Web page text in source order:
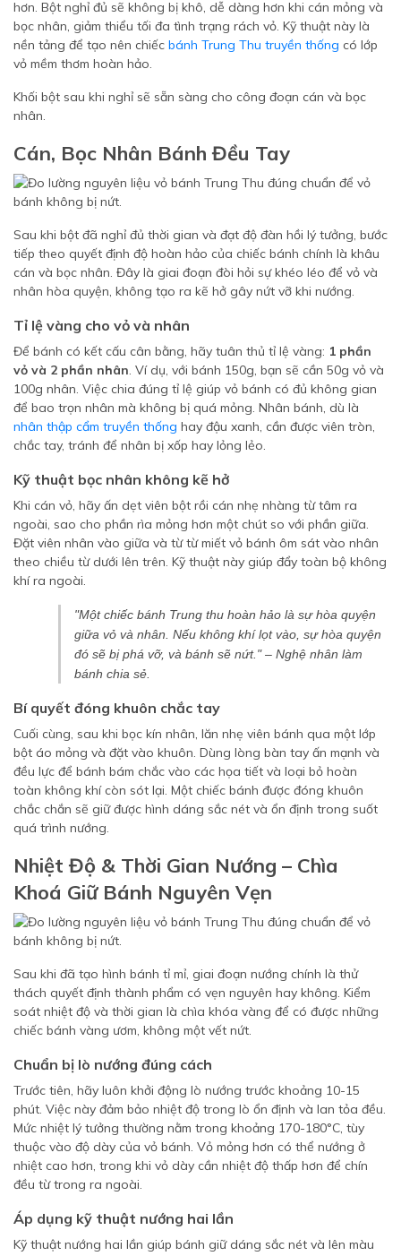
hơn. Bột nghỉ đủ sẽ không bị khô, dễ dàng hơn khi cán mỏng và
bọc nhân, giảm thiểu tối đa tình trạng rách vỏ. Kỹ thuật này là
nền tảng để tạo nên chiếc bánh Trung Thu truyền thống có lớp
vỏ mềm thơm hoàn hảo.
Khối bột sau khi nghỉ sẽ sẵn sàng cho công đoạn cán và bọc
nhân.
Cán, Bọc Nhân Bánh Đều Tay
Sau khi bột đã nghỉ đủ thời gian và đạt độ đàn hồi lý tưởng, bước
tiếp theo quyết định độ hoàn hảo của chiếc bánh chính là khâu
cán và bọc nhân. Đây là giai đoạn đòi hỏi sự khéo léo để vỏ và
nhân hòa quyện, không tạo ra kẽ hở gây nứt vỡ khi nướng.
Tỉ lệ vàng cho vỏ và nhân
Để bánh có kết cấu cân bằng, hãy tuân thủ tỉ lệ vàng: 1 phần
vỏ và 2 phần nhân. Ví dụ, với bánh 150g, bạn sẽ cần 50g vỏ và
100g nhân. Việc chia đúng tỉ lệ giúp vỏ bánh có đủ không gian
để bao trọn nhân mà không bị quá mỏng. Nhân bánh, dù là
nhân thập cẩm truyền thống hay đậu xanh, cần được viên tròn,
chắc tay, tránh để nhân bị xốp hay lỏng lẻo.
Kỹ thuật bọc nhân không kẽ hở
Khi cán vỏ, hãy ấn dẹt viên bột rồi cán nhẹ nhàng từ tâm ra
ngoài, sao cho phần rìa mỏng hơn một chút so với phần giữa.
Đặt viên nhân vào giữa và từ từ miết vỏ bánh ôm sát vào nhân
theo chiều từ dưới lên trên. Kỹ thuật này giúp đẩy toàn bộ không
khí ra ngoài.
"Một chiếc bánh Trung thu hoàn hảo là sự hòa quyện
giữa vỏ và nhân. Nếu không khí lọt vào, sự hòa quyện
đó sẽ bị phá vỡ, và bánh sẽ nứt." – Nghệ nhân làm
bánh chia sẻ.
Bí quyết đóng khuôn chắc tay
Cuối cùng, sau khi bọc kín nhân, lăn nhẹ viên bánh qua một lớp
bột áo mỏng và đặt vào khuôn. Dùng lòng bàn tay ấn mạnh và
đều lực để bánh bám chắc vào các họa tiết và loại bỏ hoàn
toàn không khí còn sót lại. Một chiếc bánh được đóng khuôn
chắc chắn sẽ giữ được hình dáng sắc nét và ổn định trong suốt
quá trình nướng.
Nhiệt Độ & Thời Gian Nướng – Chìa
Khoá Giữ Bánh Nguyên Vẹn
Sau khi đã tạo hình bánh tỉ mỉ, giai đoạn nướng chính là thử
thách quyết định thành phẩm có vẹn nguyên hay không. Kiểm
soát nhiệt độ và thời gian là chìa khóa vàng để có được những
chiếc bánh vàng ươm, không một vết nứt.
Chuẩn bị lò nướng đúng cách
Trước tiên, hãy luôn khởi động lò nướng trước khoảng 10-15
phút. Việc này đảm bảo nhiệt độ trong lò ổn định và lan tỏa đều.
Mức nhiệt lý tưởng thường nằm trong khoảng 170-180°C, tùy
thuộc vào độ dày của vỏ bánh. Vỏ mỏng hơn có thể nướng ở
nhiệt cao hơn, trong khi vỏ dày cần nhiệt độ thấp hơn để chín
đều từ trong ra ngoài.
Áp dụng kỹ thuật nướng hai lần
Kỹ thuật nướng hai lần giúp bánh giữ dáng sắc nét và lên màu